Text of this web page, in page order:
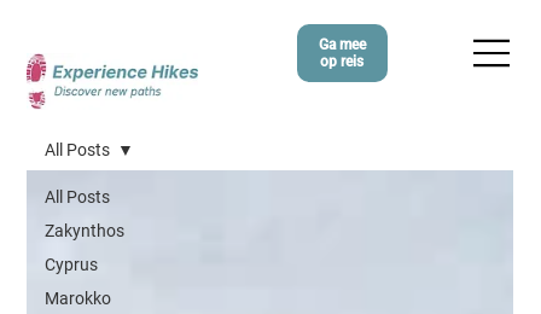
Ga mee
op reis
All Posts
Zakynthos
Cyprus
Marokko
All Posts